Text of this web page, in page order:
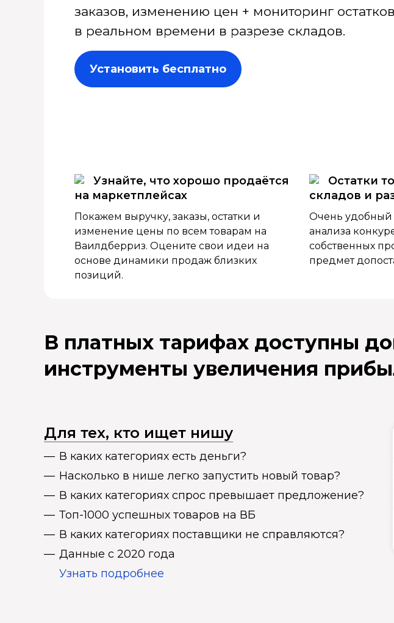
заказов, изменению цен + мониторинг остатков
в реальном времени в разрезе складов.
Установить бесплатно
Узнайте, что хорошо продаётся
на маркетплейсах
Покажем выручку, заказы, остатки и
изменение цены по всем товарам на
Ваилдберриз. Оцените свои идеи на
основе динамики продаж близких
позиций.
Остатки
складов и
Очень удобный
анализа
собственных
предмет
В платных тарифах доступны
инструменты увеличения
Для тех, кто ищет нишу
В каких категориях есть деньги?
Насколько в нише легко запустить новый товар?
В каких категориях спрос превышает предложение?
Топ-1000 успешных товаров на ВБ
В каких категориях поставщики не справляются?
Данные с 2020 года
Узнать подробнее